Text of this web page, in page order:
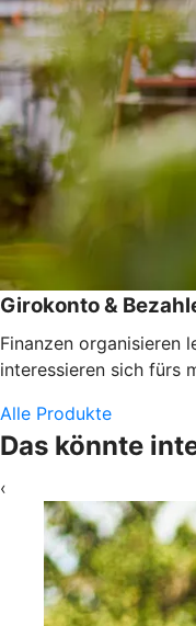
Girokonto &
Finanzen organisieren
interessieren sich fürs
Alle Produkte
Das könnte
‹